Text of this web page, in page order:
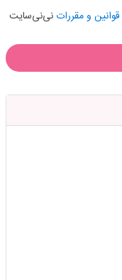
قوانین و مقرراتنی‌نی‌سایت